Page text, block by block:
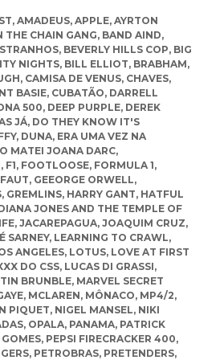
, AMADEUS, APPLE, AYRTON
THE CHAIN GANG, BAND AIND,
, BEVERLY HILLS COP, BIG
NIGHTS, BILL ELLIOT, BRABHAM,
, CAMISA DE VENUS, CHAVES,
BASIE, CUBATÃO, DARRELL
500, DEEP PURPLE, DEREK
JÁ, DO THEY KNOW IT'S
, DUNA, ERA UMA VEZ NA
MATEI JOANA DARC,
, F1, FOOTLOOSE, FORMULA 1,
, GEEORGE ORWELL,
, GREMLINS, HARRY GANT, HATFUL
JONES AND THE TEMPLE OF
, JACAREPAGUA, JOAQUIM CRUZ,
SARNEY, LEARNING TO CRAWL,
ANGELES, LOTUS, LOVE AT FIRST
DO CSS, LUCAS DI GRASSI,
BRUNBLE, MARVEL SECRET
, MCLAREN, MÔNACO, MP4/2,
PIQUET, NIGEL MANSEL, NIKI
, OPALA, PANAMA, PATRICK
, PEPSI FIRECRACKER 400,
, PETROBRAS, PRETENDERS,